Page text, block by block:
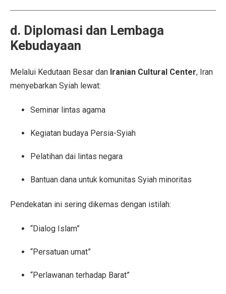
d. Diplomasi dan Lembaga
Kebudayaan
Melalui Kedutaan Besar dan Iranian Cultural Center, Iran
menyebarkan Syiah lewat:
Seminar lintas agama
Kegiatan budaya Persia-Syiah
Pelatihan dai lintas negara
Bantuan dana untuk komunitas Syiah minoritas
Pendekatan ini sering dikemas dengan istilah:
“Dialog Islam”
“Persatuan umat”
“Perlawanan terhadap Barat”